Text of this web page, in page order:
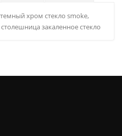
хром стекло smoke,
закаленное стекло